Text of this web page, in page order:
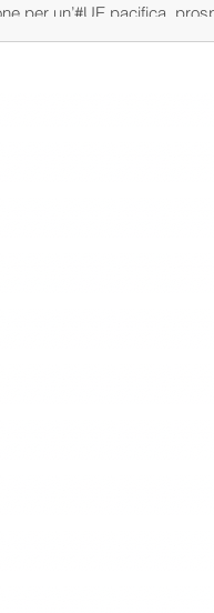
per un’#UE pacifica,
secondo